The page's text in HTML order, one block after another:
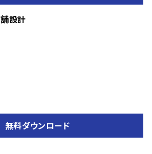
設計
無料ダウンロード